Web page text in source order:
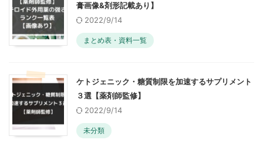
膏画像&剤形記載あり】
2022/9/14
まとめ表・資料一覧
ケトジェニック・糖質制限を加速するサプリメント
３選【薬剤師監修】
2022/9/14
未分類